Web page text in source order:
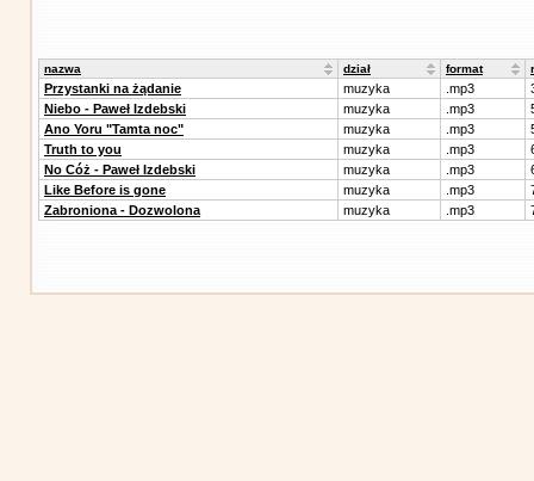
nazwa dział format
Przystanki na żądanie muzyka .mp3
Niebo - Paweł Izdebski
muzyka .mp3
Ano Yoru "Tamta noc"
muzyka .mp3
Truth to you
muzyka .mp3
No Cóż - Paweł Izdebski
muzyka .mp3
Like Before is gone
muzyka .mp3
Zabroniona - Dozwolona
muzyka .mp3